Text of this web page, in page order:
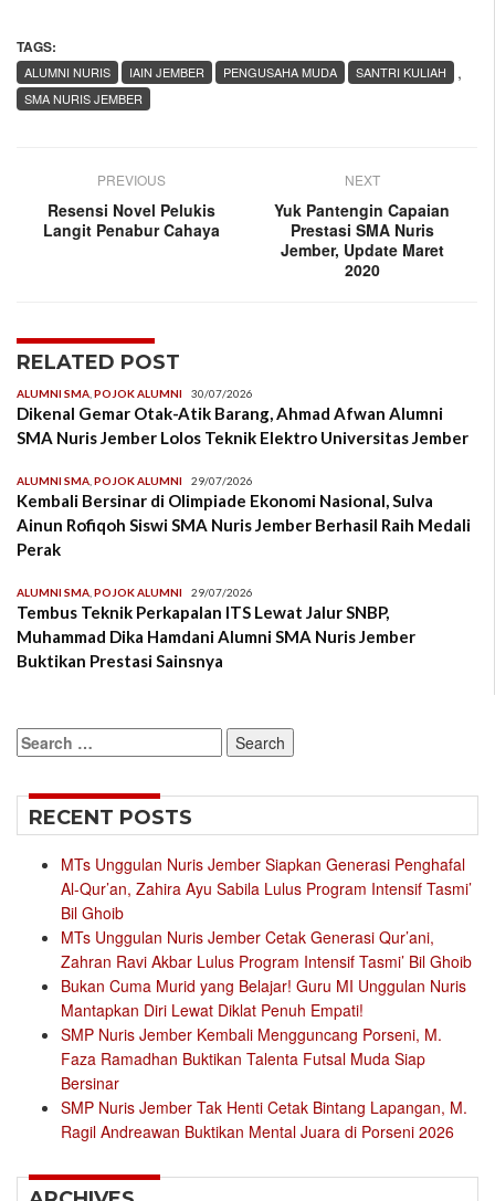
TAGS:
,
ALUMNI NURIS IAIN JEMBER PENGUSAHA MUDA
SANTRI KULIAH
SMA NURIS JEMBER
PREVIOUS
Resensi Novel Pelukis
Langit Penabur Cahaya
NEXT
Yuk Pantengin Capaian
Prestasi SMA Nuris
Jember, Update Maret
2020
RELATED POST
ALUMNI SMA POJOK ALUMNI 30/07/2026
Dikenal Gemar Otak-Atik Barang, Ahmad Afwan Alumni
SMA Nuris Jember Lolos Teknik Elektro Universitas Jember
ALUMNI SMA POJOK ALUMNI 29/07/2026
Kembali Bersinar di Olimpiade Ekonomi Nasional, Sulva
Ainun Rofiqoh Siswi SMA Nuris Jember Berhasil Raih Medali
Perak
ALUMNI SMA POJOK ALUMNI 29/07/2026
Tembus Teknik Perkapalan ITS Lewat Jalur SNBP,
Muhammad Dika Hamdani Alumni SMA Nuris Jember
Buktikan Prestasi Sainsnya
Search
for:
RECENT POSTS
MTs Unggulan Nuris Jember Siapkan Generasi Penghafal
Al-Qur’an, Zahira Ayu Sabila Lulus Program Intensif Tasmi’
Bil Ghoib
MTs Unggulan Nuris Jember Cetak Generasi Qur’ani,
Zahran Ravi Akbar Lulus Program Intensif Tasmi’ Bil Ghoib
Bukan Cuma Murid yang Belajar! Guru MI Unggulan Nuris
Mantapkan Diri Lewat Diklat Penuh Empati!
SMP Nuris Jember Kembali Mengguncang Porseni, M.
Faza Ramadhan Buktikan Talenta Futsal Muda Siap
Bersinar
SMP Nuris Jember Tak Henti Cetak Bintang Lapangan, M.
Ragil Andreawan Buktikan Mental Juara di Porseni 2026